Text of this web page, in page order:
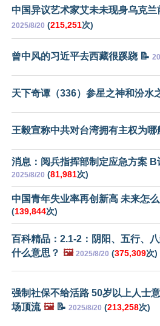
中国异议艺术家艾未未现身乌克兰
2025/8/20 (215,251次)
曾中风的习近平去西藏很蹊跷 📝
天下奇谭（336）参星之神和汾水
王毅宣称中共对台湾拥有主权为哪
消息：阅兵指挥部制定应急方案
2025/8/20 (81,981次)
中国青年失业率再创新高 未来怎
(139,844次)
百科精品：2.1-2：阴阳、五行、
什么意思？ 🖼️ 2025/8/20 (375,309次)
强制社保不给活路 50岁以上人士
场顶流 🖼️📝 2025/8/20 (213,258次)